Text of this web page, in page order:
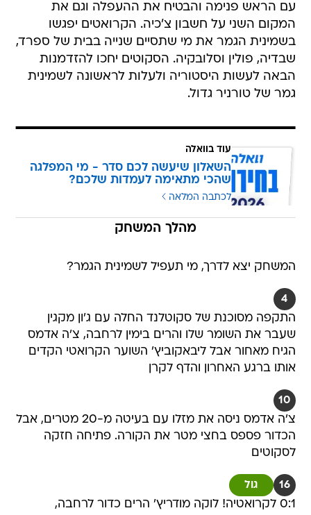
עם הראש פנימה והבטיח את ההעפלה וגם את
המקום השני על חשבון צ'כיה. הקרואטים יפגשו
בשמינית הגמר את מי שתסיים שנייה בבית של ספרד,
שבדיה, פולין וסלובקיה. הסקוטים יחכו להזדמנות
הבאה לעשות היסטוריה ולעלות לראשונה לשמינית
גמר של טורניר גדול.
עוד בוואלה
השאלון שיעשה לכם סדר - מי המפלגה
שהכי מתאימה לעמדות שלכם?
לכתבה המלאה
מהלך המשחק
המשחק יצא לדרך, מי תעפיל לשמינית הגמר?
4
התקפה מסוכנת של סקוטלנד החלה עם ג'ון מקגין
שעבר את השומר שלו והרים בימין לרחבה, צ'ה אדמס
הגיח מאחור אבל ליבאקוביץ' השוער הקרואטי הקדים
אותו ברגע האחרון והדף לקרן
10
צ'ה אדמס ניסה את מזלו עם בעיטה מ-20 מטרים, אבל
הכדור פספס בחצי מטר את הקורה. פתיחה חזקה
לסקוטים
16 גול
0:1 לקרואטיה! לוקה מודריץ' הרים כדור לרחבה,